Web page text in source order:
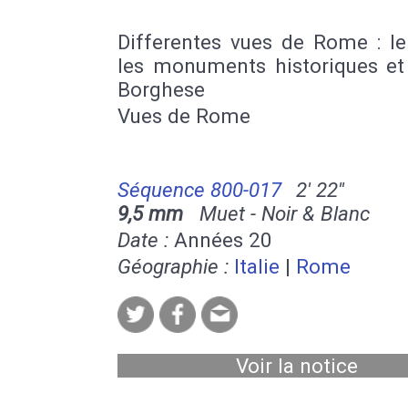
Differentes vues de Rome :
les monuments historiques
Borghese
Vues de Rome
Séquence 800-017
2' 22''
9,5 mm Muet - Noir & Blanc
Date : Années 20
Géographie : Italie | Rome
Voir la notice